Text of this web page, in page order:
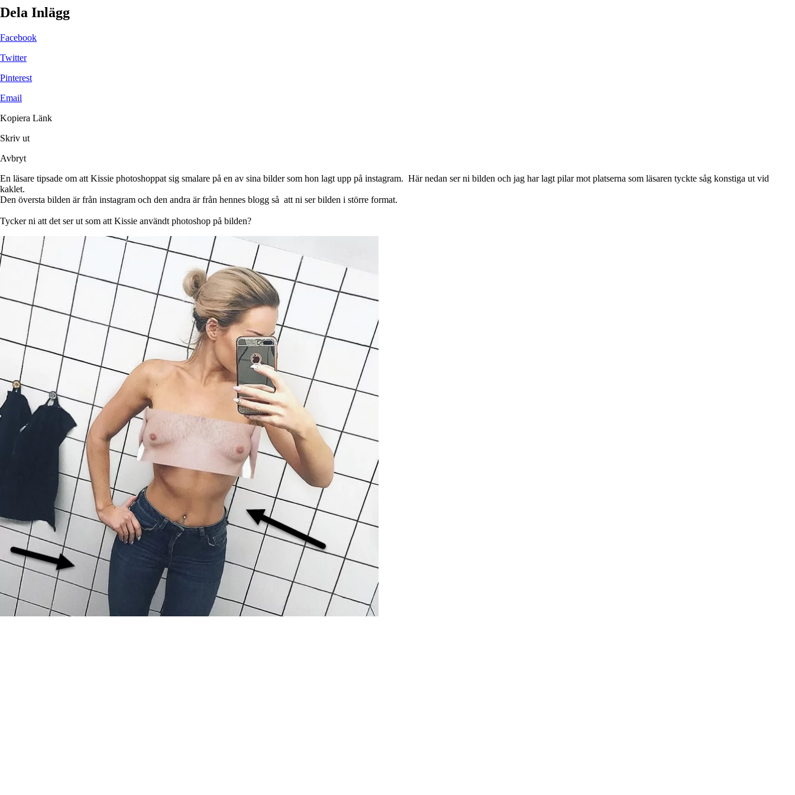
Dela Inlägg
Facebook
Twitter
Pinterest
Email
Kopiera Länk
Skriv ut
Avbryt
En läsare tipsade om att Kissie photoshoppat sig smalare på en av sina bilder som hon lagt upp på instagram. Här nedan ser ni bilden och jag har lagt pilar mot platserna som läsaren tyckte såg konstiga ut vid
kaklet.
Den översta bilden är från instagram och den andra är från hennes blogg så att ni ser bilden i större format.
Tycker ni att det ser ut som att Kissie användt photoshop på bilden?